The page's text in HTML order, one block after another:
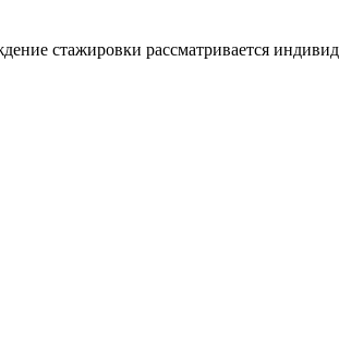
стажировки рассматривается